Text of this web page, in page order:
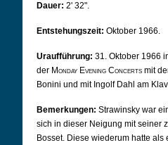
Dauer: 2' 32".
Entstehungszeit: Oktober 1966.
Uraufführung: 31. Oktober 1966
der Monday Evening Concerts mit
Bonini und mit Ingolf Dahl am
Bemerkungen: Strawinsky war
sich in dieser Neigung mit seiner
Bosset. Diese wiederum hatte